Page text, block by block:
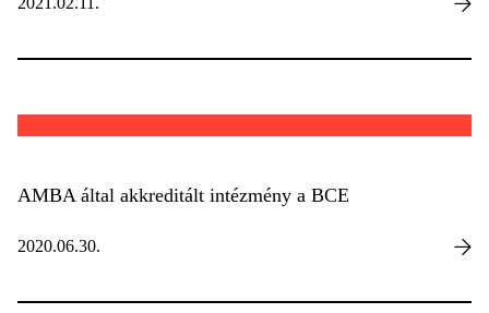
AMBA által akkreditált intézmény a BCE
2020.06.30.